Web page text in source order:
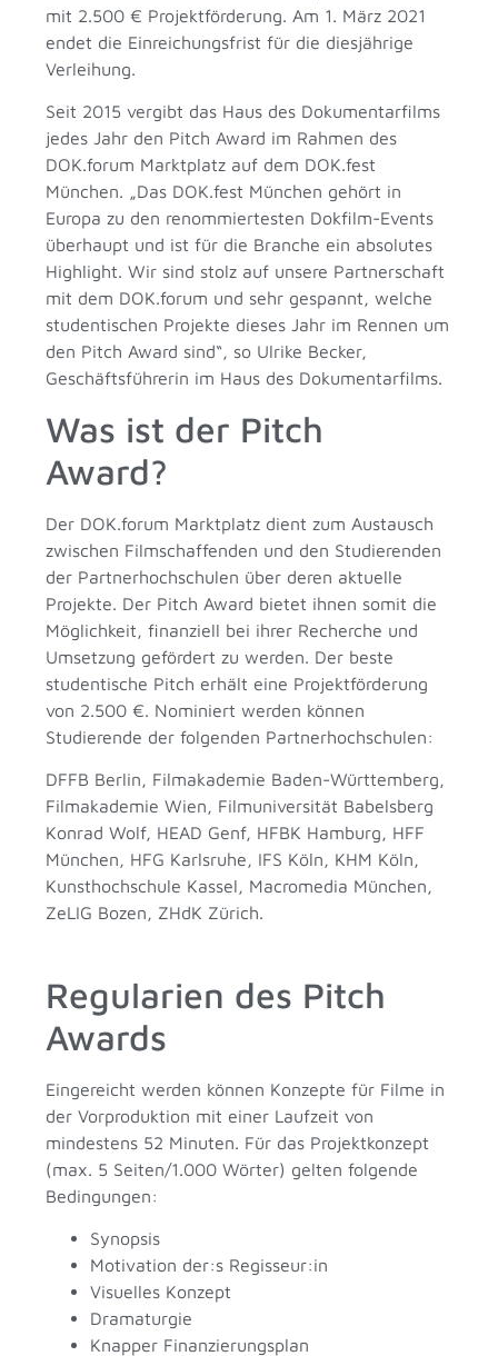
mit 2.500 € Projektförderung. Am 1. März 2021
endet die Einreichungsfrist für die diesjährige
Verleihung.
Seit 2015 vergibt das Haus des Dokumentarfilms
jedes Jahr den Pitch Award im Rahmen des
DOK.forum Marktplatz auf dem DOK.fest
München. „Das DOK.fest München gehört in
Europa zu den renommiertesten Dokfilm-Events
überhaupt und ist für die Branche ein absolutes
Highlight. Wir sind stolz auf unsere Partnerschaft
mit dem DOK.forum und sehr gespannt, welche
studentischen Projekte dieses Jahr im Rennen um
den Pitch Award sind“, so Ulrike Becker,
Geschäftsführerin im Haus des Dokumentarfilms.
Was ist der Pitch
Award?
Der DOK.forum Marktplatz dient zum Austausch
zwischen Filmschaffenden und den Studierenden
der Partnerhochschulen über deren aktuelle
Projekte. Der Pitch Award bietet ihnen somit die
Möglichkeit, finanziell bei ihrer Recherche und
Umsetzung gefördert zu werden. Der beste
studentische Pitch erhält eine Projektförderung
von 2.500 €. Nominiert werden können
Studierende der folgenden Partnerhochschulen:
DFFB Berlin, Filmakademie Baden-Württemberg,
Filmakademie Wien, Filmuniversität Babelsberg
Konrad Wolf, HEAD Genf, HFBK Hamburg, HFF
München, HFG Karlsruhe, IFS Köln, KHM Köln,
Kunsthochschule Kassel, Macromedia München,
ZeLIG Bozen, ZHdK Zürich.
Regularien des Pitch
Awards
Eingereicht werden können Konzepte für Filme in
der Vorproduktion mit einer Laufzeit von
mindestens 52 Minuten. Für das Projektkonzept
(max. 5 Seiten/1.000 Wörter) gelten folgende
Bedingungen:
Synopsis
Motivation der:s Regisseur:in
Visuelles Konzept
Dramaturgie
Knapper Finanzierungsplan